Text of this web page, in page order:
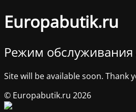
Europabutik.ru
Режим обслуживания
Site will be available soon. Thank
© Europabutik.ru 2026